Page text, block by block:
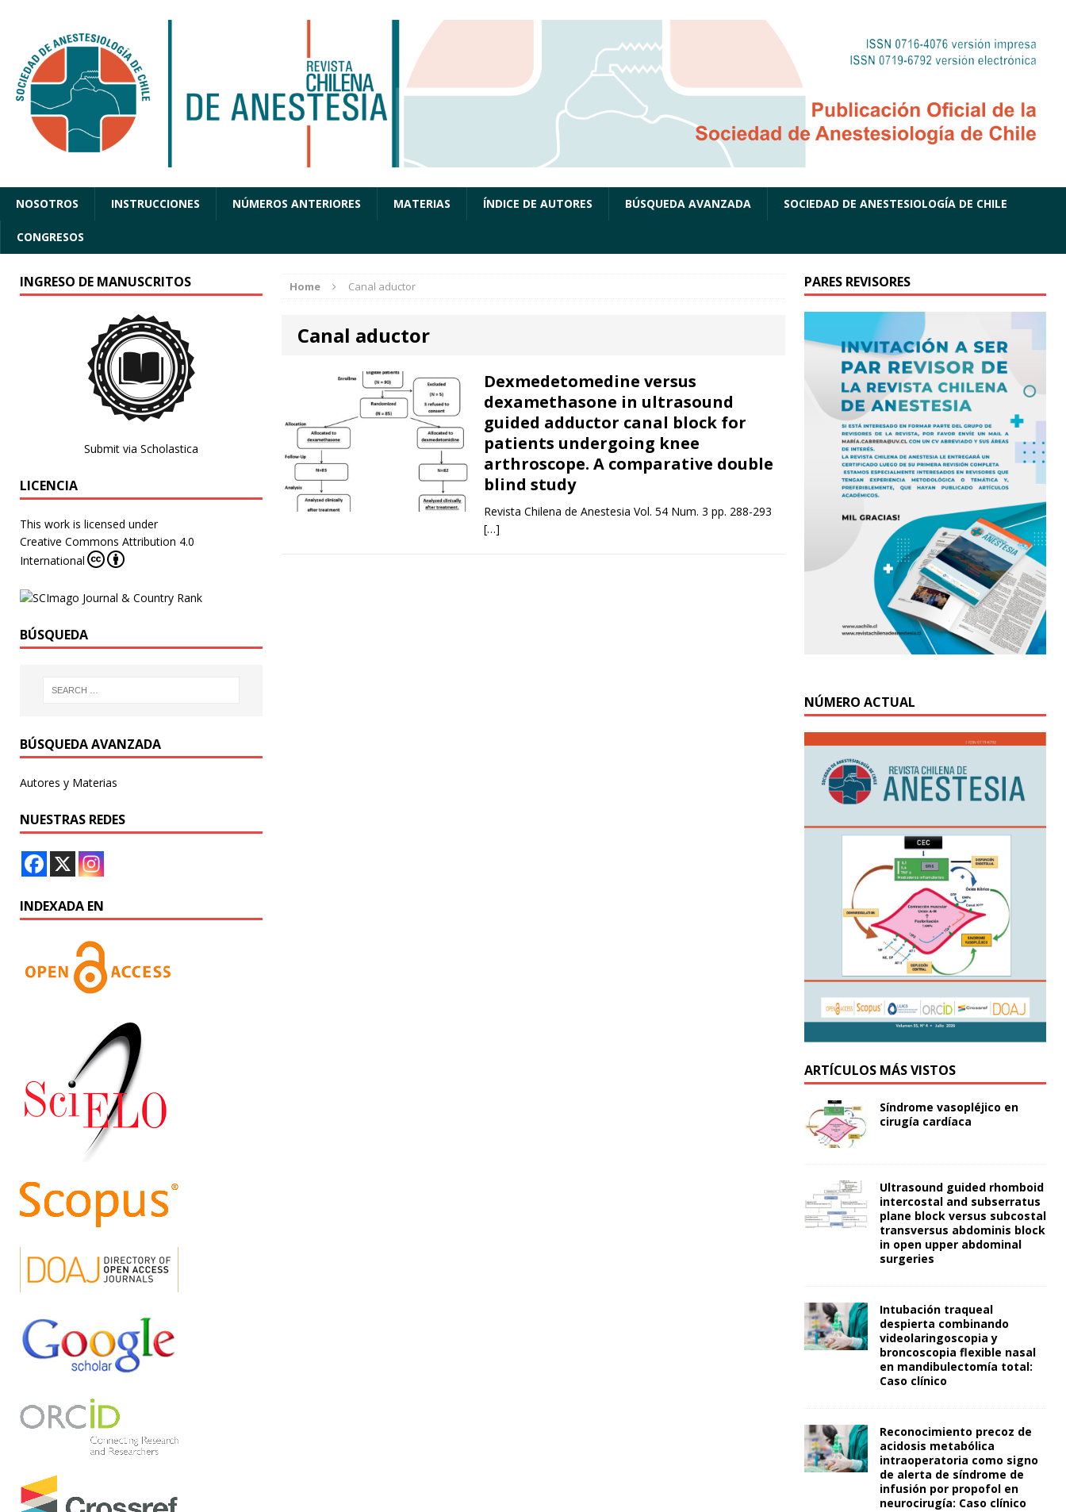
NOSOTROS INSTRUCCIONES NÚMEROS ANTERIORES MATERIAS ÍNDICE DE AUTORES BÚSQUEDA AVANZADA SOCIEDAD DE ANESTESIOLOGÍA DE CHILE
CONGRESOS
Home Canal aductor
Canal aductor
Dexmedetomedine versus
dexamethasone in ultrasound
guided adductor canal block for
patients undergoing knee
arthroscope. A comparative double
blind study
Revista Chilena de Anestesia Vol. 54 Num. 3 pp. 288-293
[…]
INGRESO DE MANUSCRITOS
Submit via Scholastica
LICENCIA
This work is licensed under
Creative Commons Attribution 4.0
International
BÚSQUEDA
BÚSQUEDA AVANZADA
Autores y Materias
NUESTRAS REDES
INDEXADA EN
PARES REVISORES
NÚMERO ACTUAL
ARTÍCULOS MÁS VISTOS
Síndrome vasopléjico en
cirugía cardíaca
Ultrasound guided rhomboid
intercostal and subserratus
plane block versus subcostal
transversus abdominis block
in open upper abdominal
surgeries
Intubación traqueal
despierta combinando
videolaringoscopia y
broncoscopia flexible nasal
en mandibulectomía total:
Caso clínico
Reconocimiento precoz de
acidosis metabólica
intraoperatoria como signo
de alerta de síndrome de
infusión por propofol en
neurocirugía: Caso clínico